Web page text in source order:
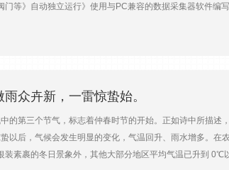
门等》自动独立运行》使用与PC兼容的数据采集器软件
宜的数据采集器。此文档对数据采集器的不同部件给予简
级装置从动传输数据，也具有一些第三等级的操作功能。
显示器包含带背光的128x64像素绘图式或8行数值显示的
和CR3000带有一体式键盘显示器CR6，CR800和
储在多个表格中，每个表格可单独设定大小和采集选项
众卉新，一雷惊蛰始。
的第三个节气，标志着仲春时节的开始。正如诗中所描述
以后，气候会发生明显的变化，气温回升、雨水增多。
装素裹的冬日景象外，其他大部分地区平均气温已升到